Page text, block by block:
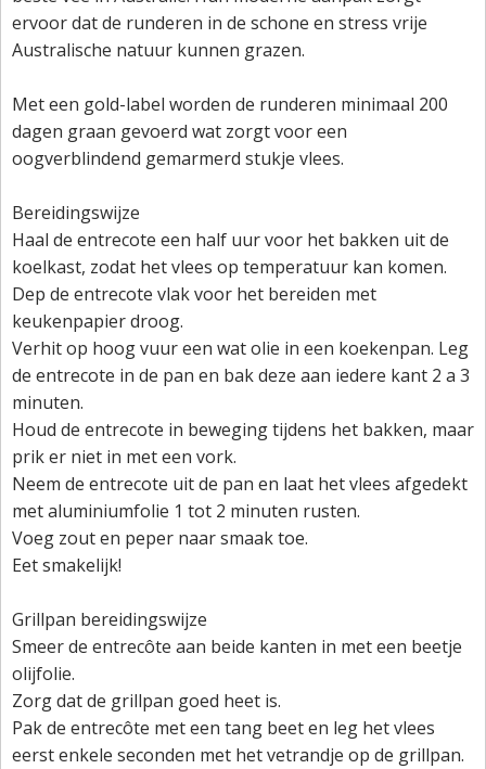
ervoor dat de runderen in de schone en stress vrije
Australische natuur kunnen grazen.
Met een gold-label worden de runderen minimaal 200
dagen graan gevoerd wat zorgt voor een
oogverblindend gemarmerd stukje vlees.
Bereidingswijze
Haal de entrecote een half uur voor het bakken uit de
koelkast, zodat het vlees op temperatuur kan komen.
Dep de entrecote vlak voor het bereiden met
keukenpapier droog.
Verhit op hoog vuur een wat olie in een koekenpan. Leg
de entrecote in de pan en bak deze aan iedere kant 2 a 3
minuten.
Houd de entrecote in beweging tijdens het bakken, maar
prik er niet in met een vork.
Neem de entrecote uit de pan en laat het vlees afgedekt
met aluminiumfolie 1 tot 2 minuten rusten.
Voeg zout en peper naar smaak toe.
Eet smakelijk!
Grillpan bereidingswijze
Smeer de entrecôte aan beide kanten in met een beetje
olijfolie.
Zorg dat de grillpan goed heet is.
Pak de entrecôte met een tang beet en leg het vlees
eerst enkele seconden met het vetrandje op de grillpan.